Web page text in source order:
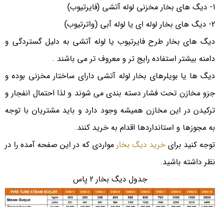
1- دیگ های بخار مخزنی لوله آتشی (فایرتیوب)
2- دیگ های بخار لوله ای یا لوله آبی (واترتیوب)
دیگ های بخار طرح فایرتیوب یا لوله آتشی به دلیل گستردگی و
دامنه بیشتر استفاده رایج تر و معروف تر می باشند .
دیگ ها یا بویلرهای بخار لوله آتشی دارای ساختار مخزنی بوده و
جزو مخازن تحت فشار دسته بندی می شوند و لذا احتمال انفجار و
ترکیدن در این مخازن همیشه وجود دارد و باید مشتریان با توجه
به مجوزها و استانداردها اقدام به خرید کنند.
توجه کنید برایخرید دیگ بخار مواردی که در این صفحه آمده را در
نظر داشته باشید.
جدول دیگ بخار 2 پاس